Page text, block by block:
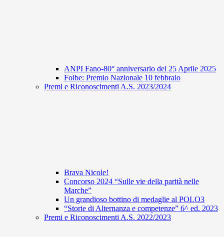
ANPI Fano-80° anniversario del 25 Aprile 2025
Foibe: Premio Nazionale 10 febbraio
Premi e Riconoscimenti A.S. 2023/2024
Brava Nicole!
Concorso 2024 “Sulle vie della parità nelle
Marche”
Un grandioso bottino di medaglie al POLO3
“Storie di Alternanza e competenze” 6^ ed. 2023
Premi e Riconoscimenti A.S. 2022/2023